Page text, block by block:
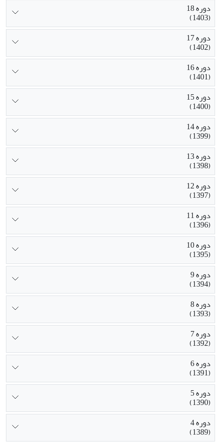
دوره 18
(1403)
دوره 17
(1402)
دوره 16
(1401)
دوره 15
(1400)
دوره 14
(1399)
دوره 13
(1398)
دوره 12
(1397)
دوره 11
(1396)
دوره 10
(1395)
دوره 9
(1394)
دوره 8
(1393)
دوره 7
(1392)
دوره 6
(1391)
دوره 5
(1390)
دوره 4
(1389)